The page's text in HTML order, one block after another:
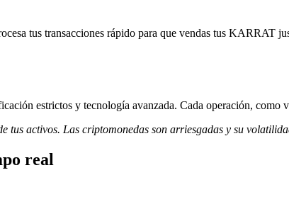
tus transacciones rápido para que vendas tus KARRAT
estrictos y tecnología avanzada. Cada operación,
tus activos. Las criptomonedas son arriesgadas y su
real